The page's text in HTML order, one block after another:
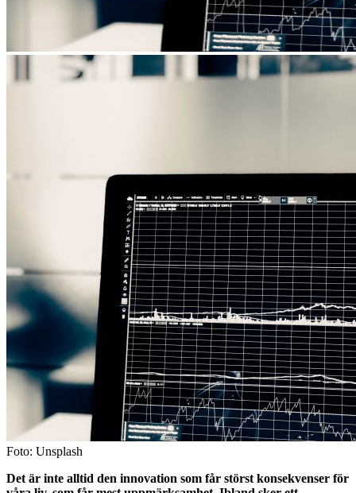
Foto: Unsplash
Det är inte alltid den innovation som får störst konsekvenser för